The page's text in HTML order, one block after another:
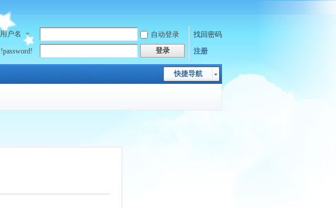
用户名 自动登录
找回密码
!password!
登录 注册
快捷导航